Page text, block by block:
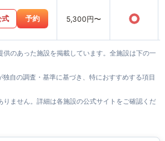
式 予約 5,300円〜 ○
のあった施設を掲載しています。全施設は下の一
自の調査・基準に基づき、特におすすめする項目
ません。詳細は各施設の公式サイトをご確認くだ